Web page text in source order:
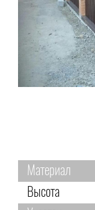
Материал
Высота